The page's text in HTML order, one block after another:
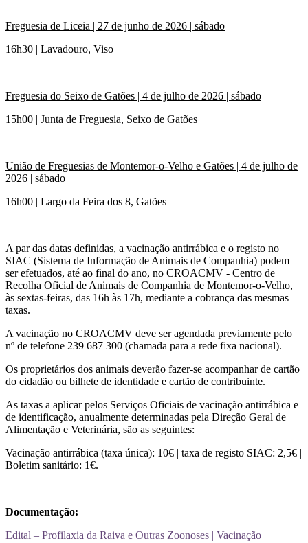
Freguesia de Liceia | 27 de junho de 2026 | sábado
16h30 | Lavadouro, Viso
Freguesia do Seixo de Gatões | 4 de julho de 2026 | sábado
15h00 | Junta de Freguesia, Seixo de Gatões
União de Freguesias de Montemor-o-Velho e Gatões | 4 de julho de
2026 | sábado
16h00 | Largo da Feira dos 8, Gatões
A par das datas definidas, a vacinação antirrábica e o registo no
SIAC (Sistema de Informação de Animais de Companhia) podem
ser efetuados, até ao final do ano, no CROACMV - Centro de
Recolha Oficial de Animais de Companhia de Montemor-o-Velho,
às sextas-feiras, das 16h às 17h, mediante a cobrança das mesmas
taxas.
A vacinação no CROACMV deve ser agendada previamente pelo
nº de telefone 239 687 300 (chamada para a rede fixa nacional).
Os proprietários dos animais deverão fazer-se acompanhar de cartão
do cidadão ou bilhete de identidade e cartão de contribuinte.
As taxas a aplicar pelos Serviços Oficiais de vacinação antirrábica e
de identificação, anualmente determinadas pela Direção Geral de
Alimentação e Veterinária, são as seguintes:
Vacinação antirrábica (taxa única): 10€ | taxa de registo SIAC: 2,5€ |
Boletim sanitário: 1€.
Documentação:
Edital – Profilaxia da Raiva e Outras Zoonoses | Vacinação